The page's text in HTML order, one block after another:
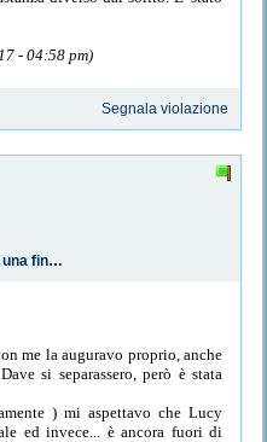
- 04:58 pm)
Segnala violazione
Tutto ha un inizio, tutto ha una fine...anche tu.
me la auguravo proprio, anche
si separassero, però è stata
) mi aspettavo che Lucy
ed invece... è ancora fuori di